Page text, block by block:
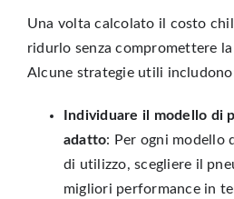
Una volta calcolato il costo
ridurlo senza compromettere
Alcune strategie utili
Individuare il modello di
adatto: Per ogni modello
di utilizzo, scegliere il
migliori performance in